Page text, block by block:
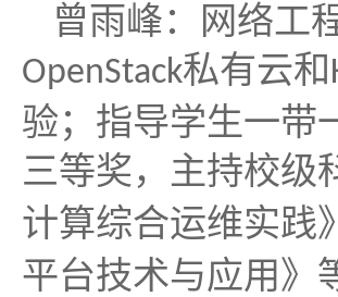
曾雨峰：网络工
OpenStack私有云和
验；指导学生一带
三等奖，主持校级
计算综合运维实践
平台技术与应用》